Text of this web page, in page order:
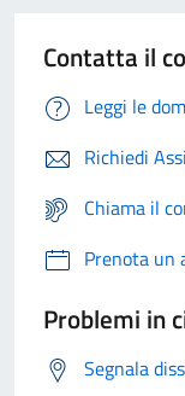
Contatta il
Leggi le
Richiedi
Chiama il
Prenota un
Problemi in
Segnala